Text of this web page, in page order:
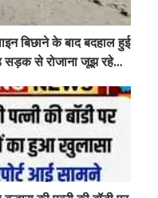
बिछाने के बाद बदहाल हुई
से रोजाना जूझ रहे